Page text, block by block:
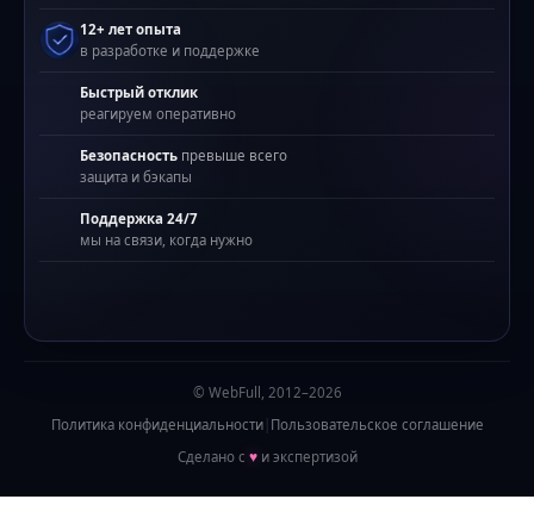
12+ лет опыта
в разработке и поддержке
Быстрый отклик
реагируем оперативно
Безопасность превыше всего
защита и бэкапы
Поддержка 24/7
мы на связи, когда нужно
© WebFull, 2012–2026
Политика конфиденциальности| Пользовательское соглашение
Сделано с ♥и экспертизой